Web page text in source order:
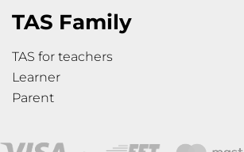
TAS Family
TAS for teachers
Learner
Parent